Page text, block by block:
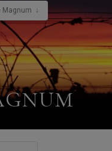
Magnum